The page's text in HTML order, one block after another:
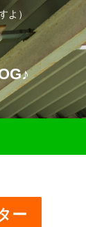
よ）
ー